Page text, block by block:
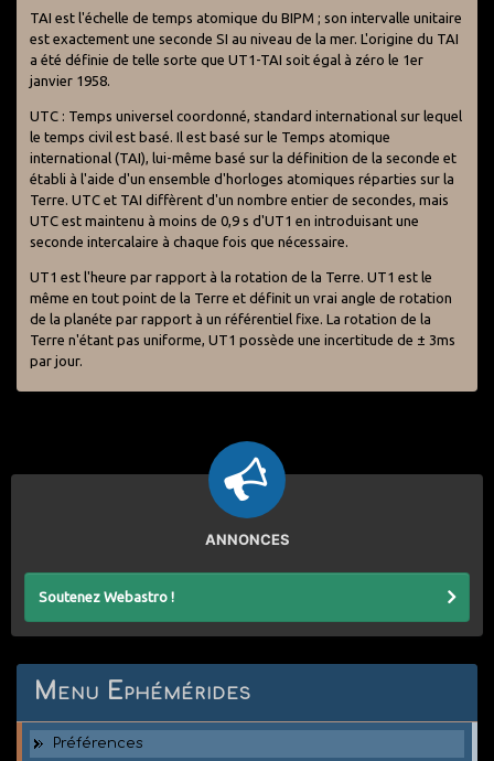
TAI est l'échelle de temps atomique du BIPM ; son intervalle unitaire
est exactement une seconde SI au niveau de la mer. L'origine du TAI
a été définie de telle sorte que UT1-TAI soit égal à zéro le 1er
janvier 1958.
UTC : Temps universel coordonné, standard international sur lequel
le temps civil est basé. Il est basé sur le Temps atomique
international (TAI), lui-même basé sur la définition de la seconde et
établi à l'aide d'un ensemble d'horloges atomiques réparties sur la
Terre. UTC et TAI diffèrent d'un nombre entier de secondes, mais
UTC est maintenu à moins de 0,9 s d'UT1 en introduisant une
seconde intercalaire à chaque fois que nécessaire.
UT1 est l'heure par rapport à la rotation de la Terre. UT1 est le
même en tout point de la Terre et définit un vrai angle de rotation
de la planéte par rapport à un référentiel fixe. La rotation de la
Terre n'étant pas uniforme, UT1 possède une incertitude de ± 3ms
par jour.
ANNONCES
Soutenez Webastro !
Menu Ephémérides
Préférences